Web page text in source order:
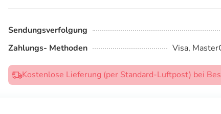
Sendungsverfolgung
Zahlungs- Methoden
Visa,
Kostenlose Lieferung (per Standard-Luftpost) bei